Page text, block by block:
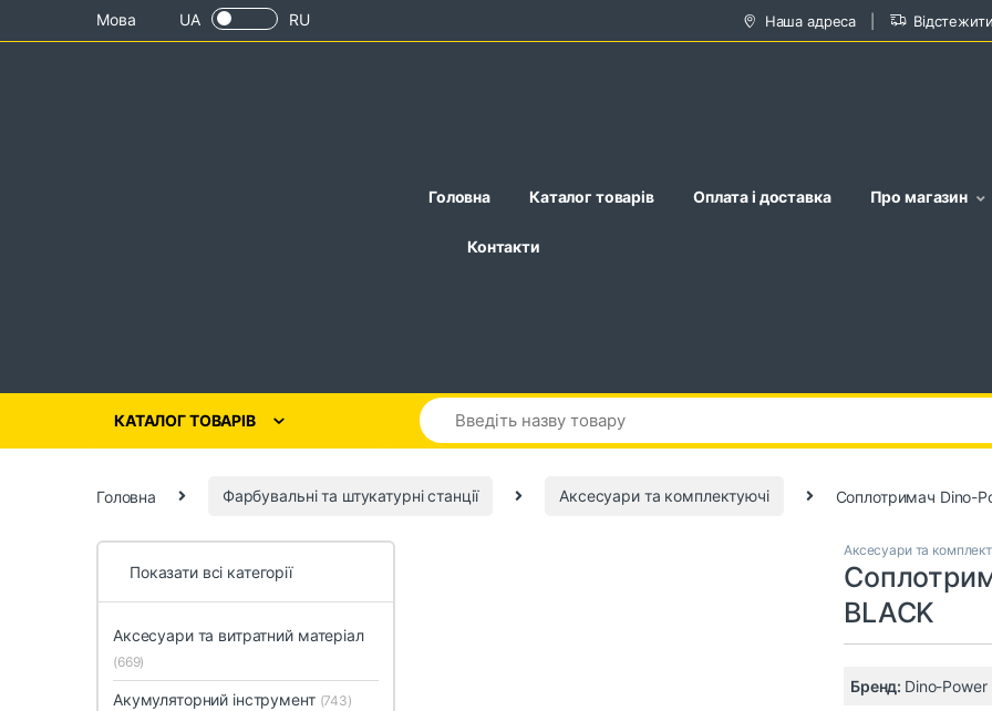
Skip to navigation
Skip to contentМова UA RU Наша адреса
Головна Каталог товарів Оплата і доставка Про магазин
Контакти
КАТАЛОГ ТОВАРІВ
Головна Фарбувальні та штукатурні станції Аксесуари та комплектуючі Соплотримач Dino-
Аксесуари та
BLACK
Бренд: Dino-Power
Показати всі категорії
Аксесуари та витратний матеріал
(669)
Акумуляторний інструмент (743)